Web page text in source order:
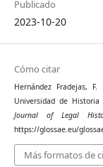
Publicado
2023-10-20
Cómo citar
Hernández Fradejas,
Universidad de
Journal of Legal
https://glossae.eu/
Más formatos de